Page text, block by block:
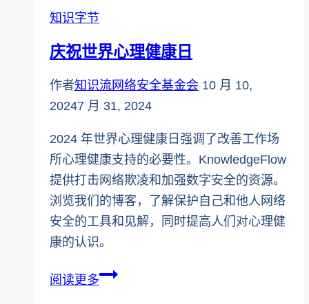
精
卫
生
日
知识字节
庆祝世界心理健康日
作者知识流网络安全基金会 10 月 10,
20247 月 31, 2024
2024 年世界心理健康日强调了改善工作场
所心理健康支持的必要性。KnowledgeFlow
提供打击网络欺凌和加强数字安全的资源。
浏览我们的博客，了解保护自己和他人网络
安全的工具和见解，同时提高人们对心理健
康的认识。
阅读更多庆